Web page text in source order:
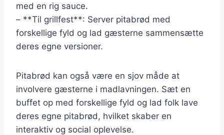
med en rig sauce.
– **Til grillfest**: Server pitabrød med
forskellige fyld og lad gæsterne sammensætte
deres egne versioner.
Pitabrød kan også være en sjov måde at
involvere gæsterne i madlavningen. Sæt en
buffet op med forskellige fyld og lad folk lave
deres egne pitabrød, hvilket skaber en
interaktiv og social oplevelse.